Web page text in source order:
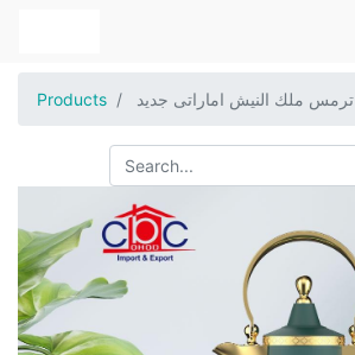
Products ترمس ملك النيش اماراتى جديد